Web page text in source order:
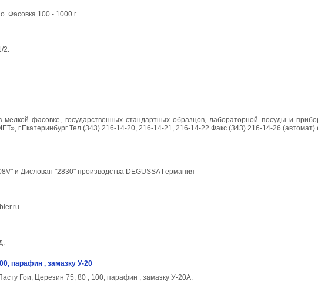
Фасовка 100 - 1000 г.
2.
мелкой фасовке, государственных стандартных образцов, лабораторной посуды и
г.Екатеринбург Тел (343) 216-14-20, 216-14-21, 216-14-22 Факс (343) 216-14-26 (автомат)
и Дислован "2830" производства DEGUSSA Германия
парафин , замазку У-20
Гои, Церезин 75, 80 , 100, парафин , замазку У-20А.